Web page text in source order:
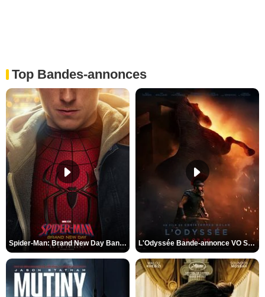
Top Bandes-annonces
Spider-Man: Brand New Day Bande-annonce VO STFR L'Odyssée Bande-annonce VO STFR